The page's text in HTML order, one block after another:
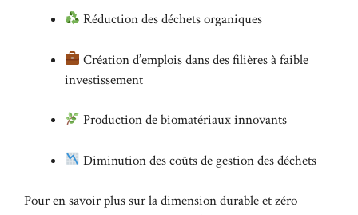
Réduction des déchets organiques
Création d’emplois dans des filières à faible
investissement
Production de biomatériaux innovants
Diminution des coûts de gestion des déchets
Pour en savoir plus sur la dimension durable et zéro